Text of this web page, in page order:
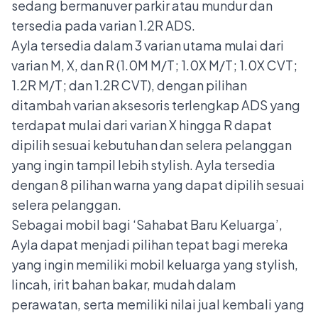
sedang bermanuver parkir atau mundur dan
tersedia pada varian 1.2R ADS.
Ayla tersedia dalam 3 varian utama mulai dari
varian M, X, dan R (1.0M M/T; 1.0X M/T; 1.0X CVT;
1.2R M/T; dan 1.2R CVT), dengan pilihan
ditambah varian aksesoris terlengkap ADS yang
terdapat mulai dari varian X hingga R dapat
dipilih sesuai kebutuhan dan selera pelanggan
yang ingin tampil lebih stylish. Ayla tersedia
dengan 8 pilihan warna yang dapat dipilih sesuai
selera pelanggan.
Sebagai mobil bagi ‘Sahabat Baru Keluarga’,
Ayla dapat menjadi pilihan tepat bagi mereka
yang ingin memiliki mobil keluarga yang stylish,
lincah, irit bahan bakar, mudah dalam
perawatan, serta memiliki nilai jual kembali yang